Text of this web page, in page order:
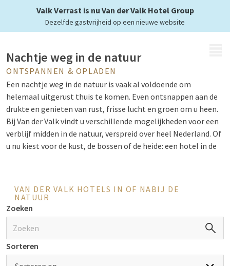
Valk Verrast is nu Van der Valk Hotel Group
Dezelfde gastvrijheid op een nieuwe website
Geniet van de natuur
Nachtje weg in de natuur
ONTSPANNEN & OPLADEN
Een nachtje weg in de natuur is vaak al voldoende om
helemaal uitgerust thuis te komen. Even ontsnappen aan de
drukte en genieten van rust, frisse lucht en groen om u heen.
Bij Van der Valk vindt u verschillende mogelijkheden voor een
verblijf midden in de natuur, verspreid over heel Nederland. Of
u nu kiest voor de kust, de bossen of de heide: een hotel in de
Activiteiten in de natuur
Tijdens een nachtje weg in de natuur zijn er talloze
activiteiten te ondernemen. Maak een wandeling door
VAN DER VALK HOTELS IN OF NABIJ DE
NATUUR
Zoeken
Sorteren